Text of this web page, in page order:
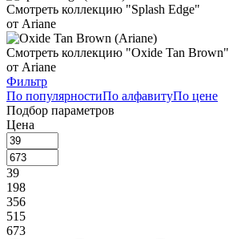
Смотреть коллекцию "Splash Edge"
от Ariane
Смотреть коллекцию "Oxide Tan Brown"
от Ariane
Фильтр
По популярностиПо алфавитуПо цене
Подбор параметров
Цена
39
198
356
515
673